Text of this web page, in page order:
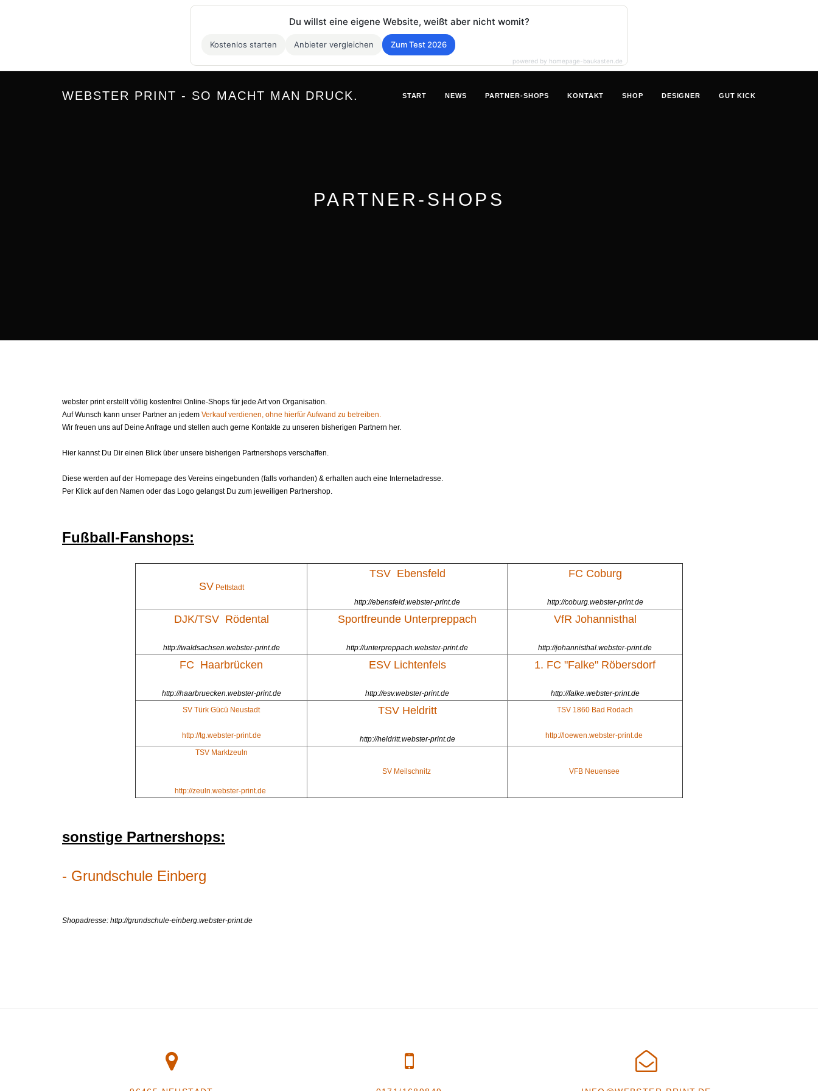
WEBSTER PRINT - SO MACHT MAN DRUCK. START NEWS PARTNER-SHOPS KONTAKT SHOP DESIGNER GUT KICK
PARTNER-SHOPS
webster print erstellt völlig kostenfrei Online-Shops für jede Art von Organisation.
Auf Wunsch kann unser Partner an jedem Verkauf verdienen, ohne hierfür Aufwand zu betreiben.
Wir freuen uns auf Deine Anfrage und stellen auch gerne Kontakte zu unseren bisherigen Partnern her.
Hier kannst Du Dir einen Blick über unsere bisherigen Partnershops verschaffen.
Diese werden auf der Homepage des Vereins eingebunden (falls vorhanden) & erhalten auch eine Internetadresse.
Per Klick auf den Namen oder das Logo gelangst Du zum jeweiligen Partnershop.
Fußball-Fanshops:
SV Pettstadt
TSV Ebensfeld
http://ebensfeld.webster-print.de
FC Coburg
http://coburg.webster-print.de
DJK/TSV Rödental
http://waldsachsen.webster-print.de
Sportfreunde Unterpreppach
http://unterpreppach.webster-print.de
VfR Johannisthal
http://johannisthal.webster-print.de
FC Haarbrücken
http://haarbruecken.webster-print.de
ESV Lichtenfels
http://esv.webster-print.de
1. FC "Falke" Röbersdorf
http://falke.webster-print.de
SV Türk Gücü Neustadt
http://tg.webster-print.de
TSV Heldritt
http://heldritt.webster-print.de
TSV 1860 Bad Rodach
http://loewen.webster-print.de
TSV Marktzeuln
http://zeuln.webster-print.de
SV Meilschnitz VFB Neuensee
sonstige Partnershops:
- Grundschule Einberg
Shopadresse: http://grundschule-einberg.webster-print.de
Du willst eine eigene Website, weißt aber nicht womit?
Kostenlos starten Anbieter vergleichen Zum Test 2026
powered by homepage-baukasten.de